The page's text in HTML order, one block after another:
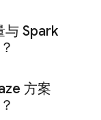
与 Spark
方案